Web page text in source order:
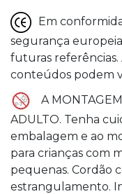
Em
segurança
futuras referências.
conteúdos podem
A
ADULTO. Tenha
embalagem e ao
para crianças com
pequenas. Cordão
estrangulamento.